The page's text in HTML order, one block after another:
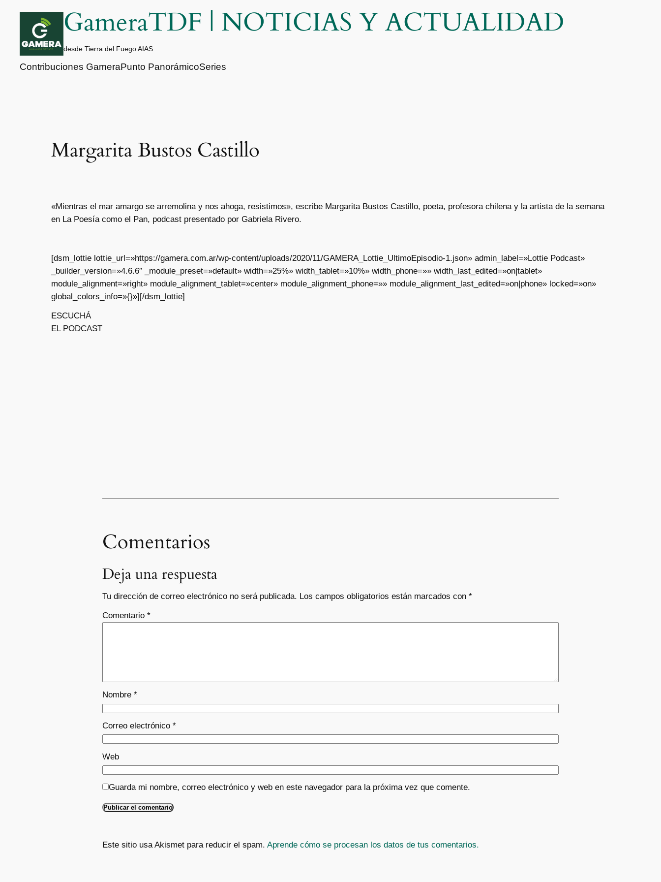
contenido
GameraTDF | NOTICIAS Y ACTUALIDAD
desde Tierra del Fuego AIAS
Contribuciones GameraPunto PanorámicoSeries
Margarita Bustos Castillo
«Mientras el mar amargo se arremolina y nos ahoga, resistimos», escribe Margarita Bustos Castillo, poeta, profesora chilena y la artista de la semana
en La Poesía como el Pan, podcast presentado por Gabriela Rivero.
[dsm_lottie lottie_url=»https://gamera.com.ar/wp-content/uploads/2020/11/GAMERA_Lottie_UltimoEpisodio-1.json» admin_label=»Lottie Podcast»
_builder_version=»4.6.6″ _module_preset=»default» width=»25%» width_tablet=»10%» width_phone=»» width_last_edited=»on|tablet»
module_alignment=»right» module_alignment_tablet=»center» module_alignment_phone=»» module_alignment_last_edited=»on|phone» locked=»on»
global_colors_info=»{}»][/dsm_lottie]
ESCUCHÁ
EL PODCAST
Comentarios
Deja una respuesta
Tu dirección de correo electrónico no será publicada. Los campos obligatorios están marcados con *
Comentario *
Nombre *
Correo electrónico *
Web
Guarda mi nombre, correo electrónico y web en este navegador para la próxima vez que comente.
Este sitio usa Akismet para reducir el spam. Aprende cómo se procesan los datos de tus comentarios.